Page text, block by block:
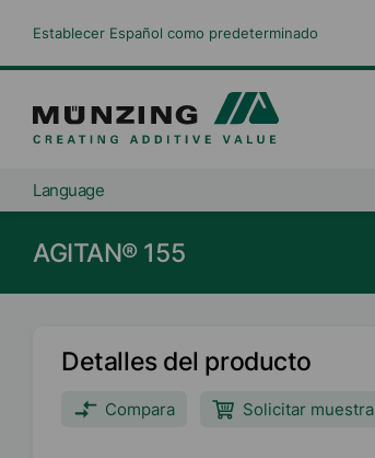
Establecer Español como predeterminado
Language
AGITAN® 155
Detalles del producto
Compara Solicitar muestra